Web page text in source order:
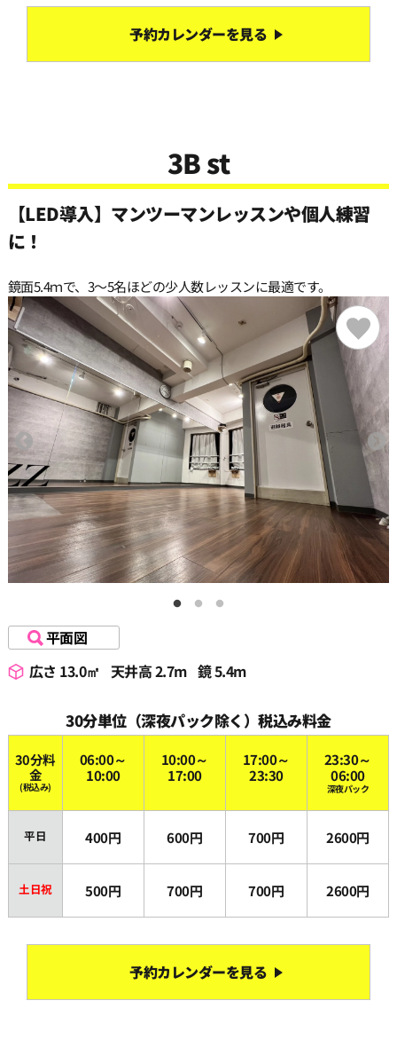
予約カレンダーを見る
3B st
【LED導入】マンツーマンレッスンや個人練習
に！
鏡面5.4ｍで、3〜5名ほどの少人数レッスンに最適です。
平面図
広さ 13.0㎡ 天井高 2.7m 鏡 5.4m
30分単位（深夜パック除く）税込み料金
30分料
金
(税込み)
06:00～
10:00
10:00～
17:00
17:00～
23:30
23:30～
06:00
深夜パック
平日 400円 600円 700円 2600円
土日祝 500円 700円 700円 2600円
予約カレンダーを見る